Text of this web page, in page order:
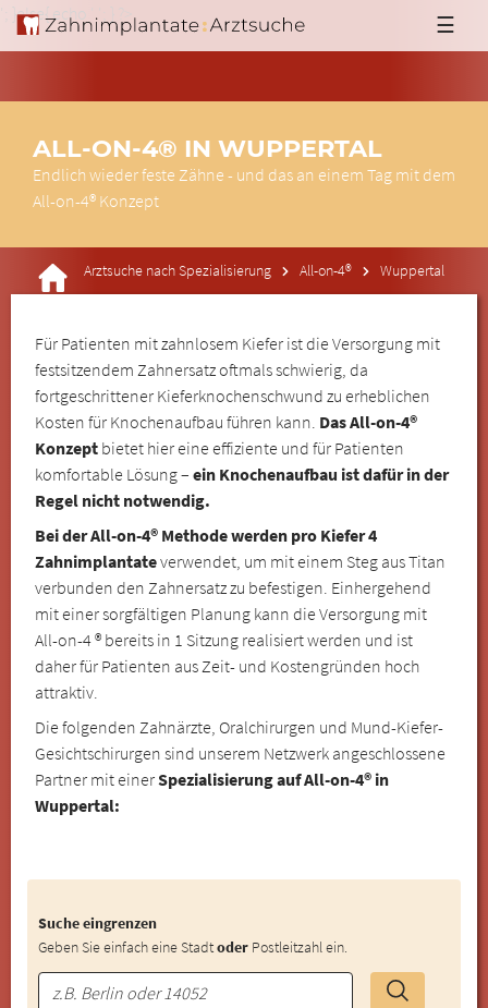
'; }else{ echo ' '; } ?> ☰
ALL-ON-4® IN WUPPERTAL
Endlich wieder feste Zähne - und das an einem Tag mit dem
All-on-4® Konzept
Arztsuche nach Spezialisierung All-on-4® Wuppertal
Für Patienten mit zahnlosem Kiefer ist die Versorgung mit
festsitzendem Zahnersatz oftmals schwierig, da
fortgeschrittener Kieferknochenschwund zu erheblichen
Kosten für Knochenaufbau führen kann. Das All-on-4®
Konzept bietet hier eine effiziente und für Patienten
komfortable Lösung –ein Knochenaufbau ist dafür in der
Regel nicht notwendig.
Bei der All-on-4® Methode werden pro Kiefer 4
Zahnimplantateverwendet, um mit einem Steg aus Titan
verbunden den Zahnersatz zu befestigen. Einhergehend
mit einer sorgfältigen Planung kann die Versorgung mit
All-on-4 ® bereits in 1 Sitzung realisiert werden und ist
daher für Patienten aus Zeit- und Kostengründen hoch
attraktiv.
Die folgenden Zahnärzte, Oralchirurgen und Mund-Kiefer-
Gesichtschirurgen sind unserem Netzwerk angeschlossene
Partner mit einerSpezialisierung auf All-on-4® in
Wuppertal:
Suche eingrenzen
Geben Sie einfach eine Stadtoder Postleitzahl ein.